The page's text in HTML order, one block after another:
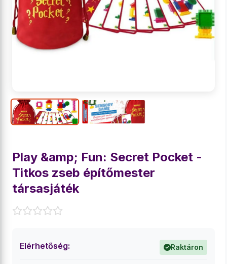
Play &amp; Fun: Secret Pocket -
Titkos zseb építőmester
társasjáték
Elérhetőség: Raktáron